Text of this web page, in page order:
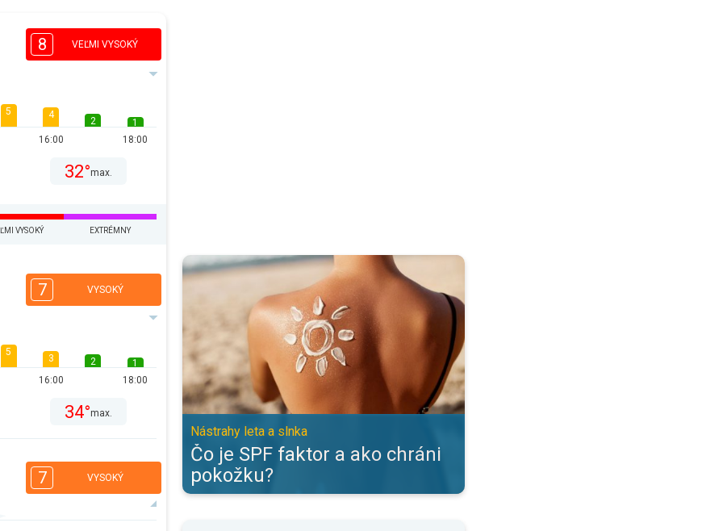
8 VEĽMI VYSOKÝ
5 4
16:00
2
1
18:00
32°max.
VYSOKÝ EXTRÉMNY
7 VYSOKÝ
5
3
16:00
2
1
18:00
34°max.
7 VYSOKÝ
Čo je SPF faktor a ako chráni pokožku?. Nástrahy leta a slnka. . .
Nástrahy leta a slnka
Čo je SPF faktor a ako chráni
pokožku?